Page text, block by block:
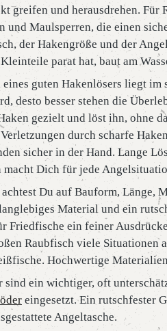
greifen und herausdrehen. Für
und Maulsperren, die einen
der Hakengröße und der
parat hat, baut am
guten Hakenlösers liegt im
desto besser stehen die
gezielt und löst ihn, ohne
durch scharfe
sicher in der Hand. Lange
Dich für jede
Du auf Bauform, Länge,
Material und ein
Friedfische ein feiner
Raubfisch viele Situationen
Hochwertige
sind ein wichtiger, oft
eingesetzt. Ein rutschfester
Angeltasche.